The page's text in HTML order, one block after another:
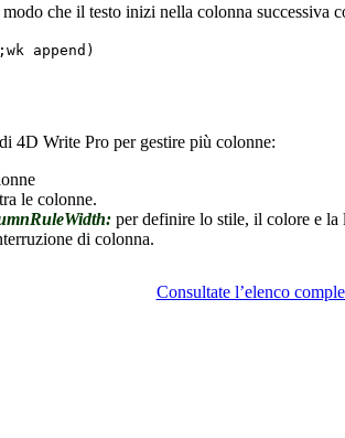
che il testo inizi nella colonna successiva
; wk append )
di 4D Write Pro per gestire più colonne:
le colonne.
per definire lo stile, il colore e la
di colonna.
Consultate l’elenco